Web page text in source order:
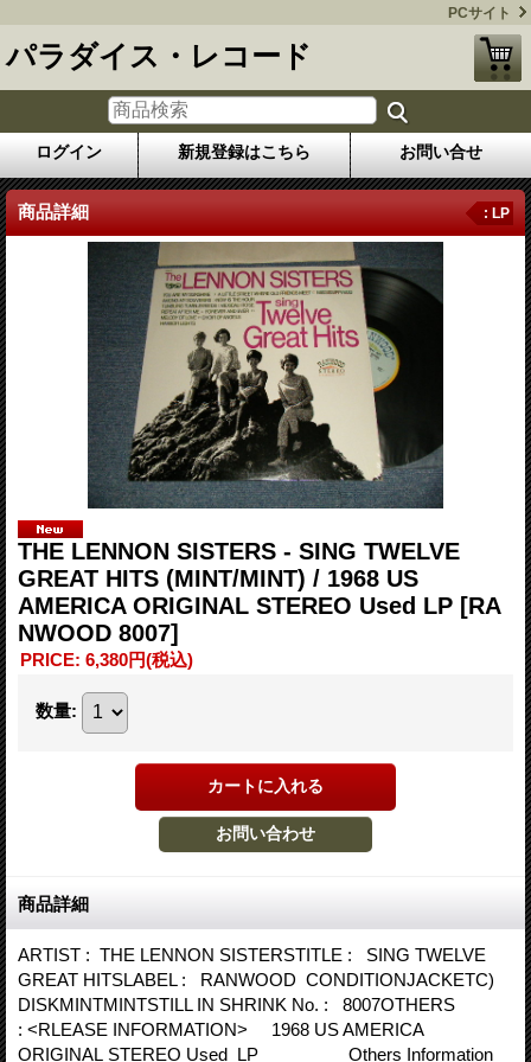
PCサイト
パラダイス・レコード
ログイン 新規登録はこちら お問い合せ
商品詳細 : LP
THE LENNON SISTERS - SING TWELVE
GREAT HITS (MINT/MINT) / 1968 US
AMERICA ORIGINAL STEREO Used LP [RA
NWOOD 8007]
PRICE: 6,380円(税込)
数量:
商品詳細
ARTIST : THE LENNON SISTERSTITLE : SING TWELVE
GREAT HITSLABEL : RANWOOD CONDITIONJACKETC)
DISKMINTMINTSTILL IN SHRINK No. : 8007OTHERS
: <RLEASE INFORMATION> 1968 US AMERICA
ORIGINAL STEREO Used LP Others Information